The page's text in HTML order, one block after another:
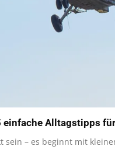
Alltagstipps
sein – es beginnt mit